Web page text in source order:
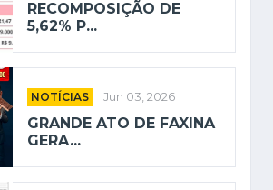
RECOMPOSIÇÃO DE
5,62% P...
NOTÍCIAS Jun 03, 2026
GRANDE ATO DE FAXINA
GERA...